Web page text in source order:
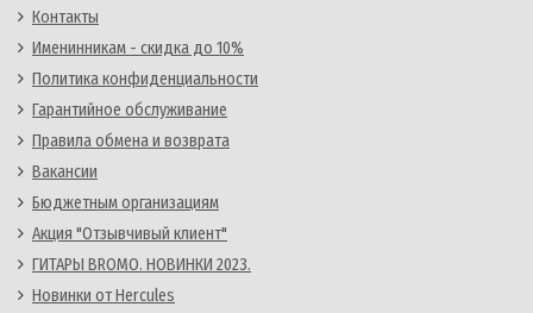
Контакты
Именинникам - скидка до 10%
Политика конфиденциальности
Гарантийное обслуживание
Правила обмена и возврата
Вакансии
Бюджетным организациям
Акция "Отзывчивый клиент"
ГИТАРЫ BROMO. НОВИНКИ 2023.
Новинки от Hercules